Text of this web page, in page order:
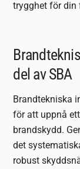
trygghet för din
del av SBA
Brandtekniska
för att uppnå
brandskydd.
det
robust